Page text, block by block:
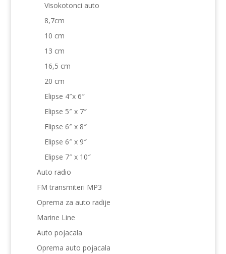
Visokotonci auto
8,7cm
10 cm
13 cm
16,5 cm
20 cm
Elipse 4″x 6″
Elipse 5″ x 7″
Elipse 6″ x 8″
Elipse 6″ x 9″
Elipse 7″ x 10″
Auto radio
FM transmiteri MP3
Oprema za auto radije
Marine Line
Auto pojacala
Oprema auto pojacala